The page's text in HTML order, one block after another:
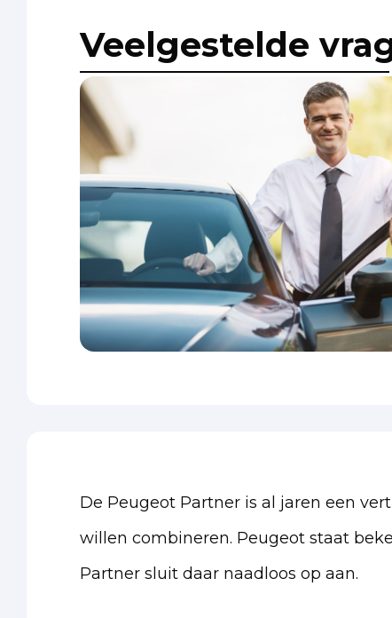
Veelgestelde
De Peugeot Partner is al jaren een
willen combineren. Peugeot staat
Partner sluit daar naadloos op aan.